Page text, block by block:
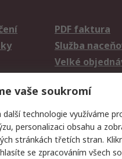
PDF faktura
Služba
Velké
Obchodní
společnosti RS
vaše soukromí
další technologie využíváme
personalizaci obsahu a
stránkách třetích stran.
se zpracováním všech